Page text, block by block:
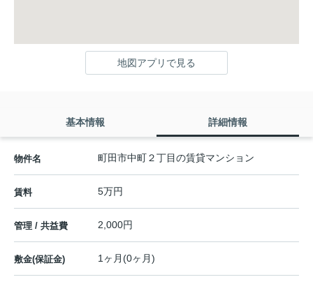
地図アプリで見る
基本情報 詳細情報
物件名 町田市中町２丁目の賃貸マンション
賃料 5万円
管理 / 共益費 2,000円
敷金(保証金) 1ヶ月(0ヶ月)